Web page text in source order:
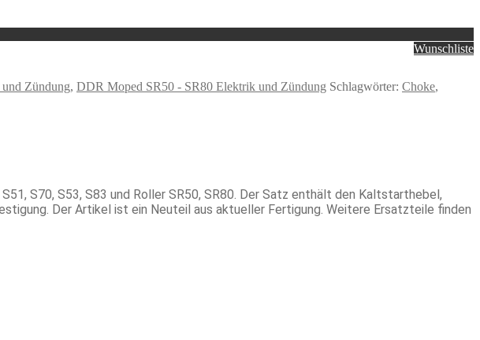
Wunschliste
Zündung, DDR Moped SR50 - SR80 Elektrik und Zündung Schlagwörter: Choke,
S70, S53, S83 und Roller SR50, SR80. Der Satz enthält den Kaltstarthebel,
Der Artikel ist ein Neuteil aus aktueller Fertigung. Weitere Ersatzteile finden